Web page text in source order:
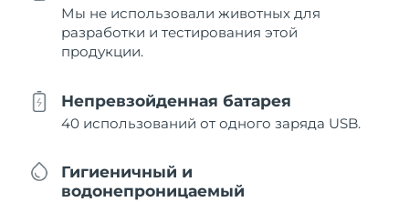
Мы не использовали животных для
разработки и тестирования этой
продукции.
Непревзойденная батарея
40 использований от одного заряда USB.
Гигиеничный и
водонепроницаемый